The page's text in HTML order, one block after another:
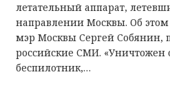
летательный аппарат,
направлении Москвы. Об
мэр Москвы Сергей Собянин,
российские СМИ. «Уничтожен
беспилотник,…